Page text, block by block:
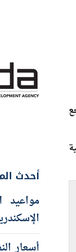
أسعار